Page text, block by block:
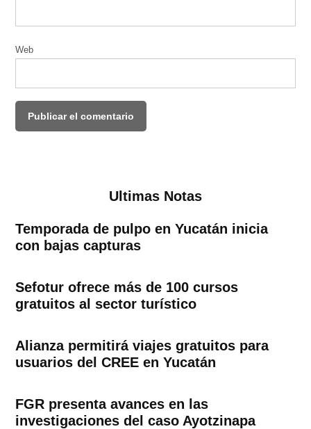
Web
Ultimas Notas
Temporada de pulpo en Yucatán inicia
con bajas capturas
Sefotur ofrece más de 100 cursos
gratuitos al sector turístico
Alianza permitirá viajes gratuitos para
usuarios del CREE en Yucatán
FGR presenta avances en las
investigaciones del caso Ayotzinapa